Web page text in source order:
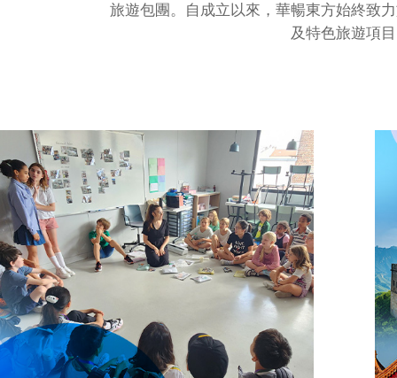
旅遊包團。自成立以來，華暢東方始終致
及特色旅遊項